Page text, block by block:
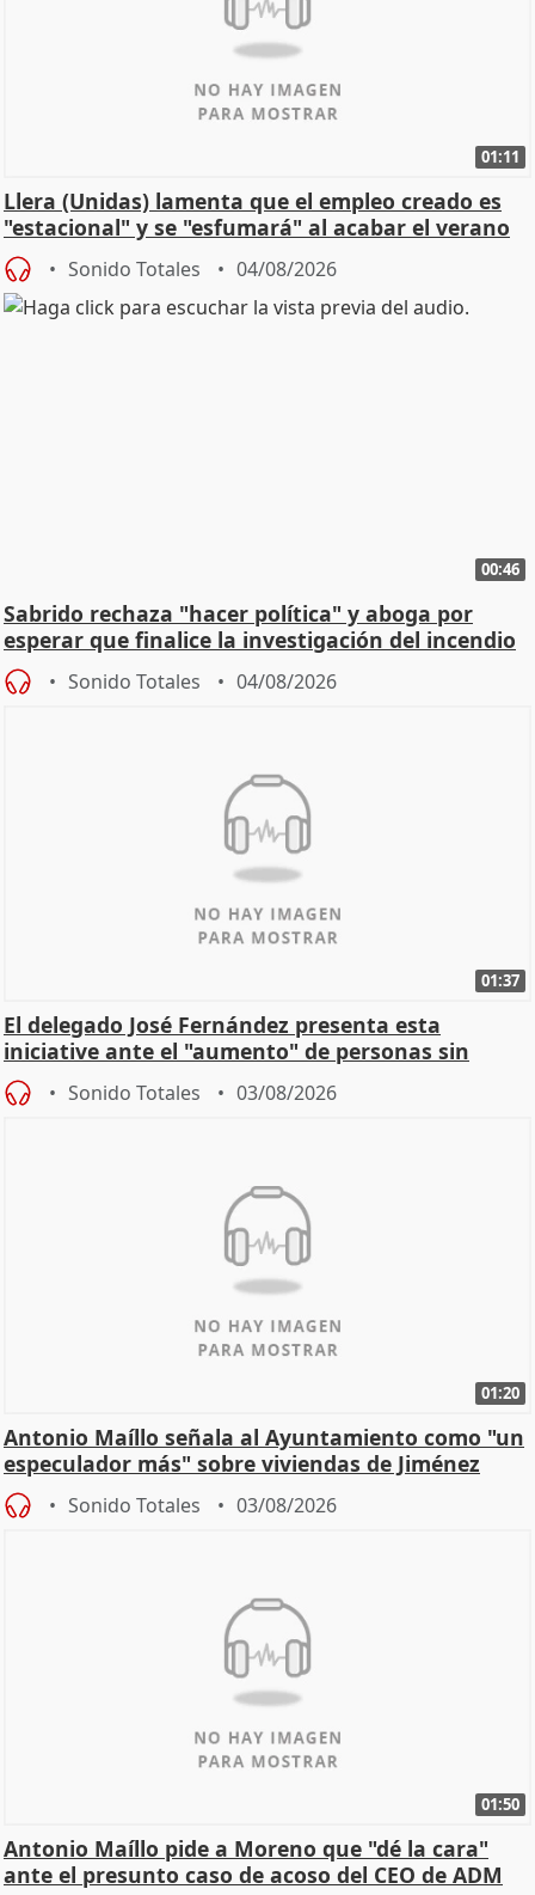
01:11
Llera (Unidas) lamenta que el empleo creado es
"estacional" y se "esfumará" al acabar el verano
Sonido Totales 04/08/2026
00:46
Sabrido rechaza "hacer política" y aboga por
esperar que finalice la investigación del incendio
Sonido Totales 04/08/2026
01:37
El delegado José Fernández presenta esta
iniciative ante el "aumento" de personas sin
hogar en Madri
Sonido Totales 03/08/2026
01:20
Antonio Maíllo señala al Ayuntamiento como "un
especulador más" sobre viviendas de Jiménez
Becerril
Sonido Totales 03/08/2026
01:50
Antonio Maíllo pide a Moreno que "dé la cara"
ante el presunto caso de acoso del CEO de ADM